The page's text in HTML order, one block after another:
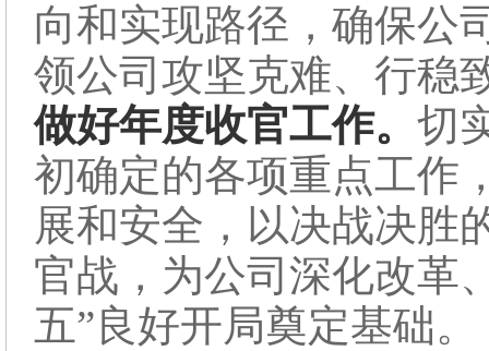
向和实现路径，确保公
领公司攻坚克难、行稳
做好年度收官工作。 切
初确定的各项重点工作
展和安全，以决战决胜
官战，为公司深化改革
五”良好开局奠定基础。